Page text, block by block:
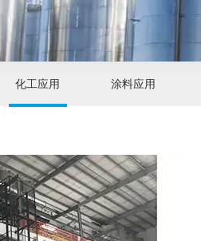
化工应用 涂料应用